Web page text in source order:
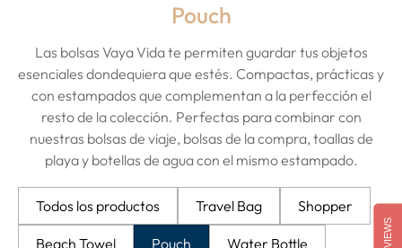
Pouch
Las bolsas Vaya Vida te permiten guardar tus objetos
esenciales dondequiera que estés. Compactas, prácticas y
con estampados que complementan a la perfección el
resto de la colección. Perfectas para combinar con
nuestras bolsas de viaje, bolsas de la compra, toallas de
playa y botellas de agua con el mismo estampado.
Todos los productos Travel Bag Shopper
Beach Towel Pouch Water Bottle REVIEWS